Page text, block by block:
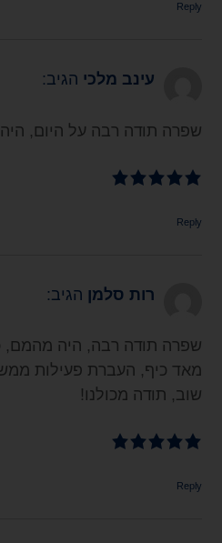
Reply
עינב מלכי הגיב:
שפרה תודה רבה על היום, היה
Reply
רות סלמן הגיב:
שפרה תודה רבה, היה מהמם,
מאד כיף, העברת פעילות ממש
שוב, תודה מכולנו!
Reply